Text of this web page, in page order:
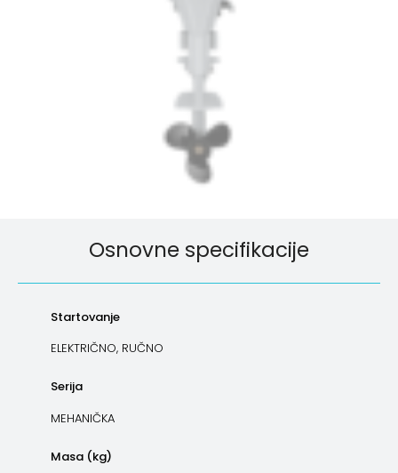
Osnovne specifikacije
Startovanje
ELEKTRIČNO, RUČNO
Serija
MEHANIČKA
Masa (kg)